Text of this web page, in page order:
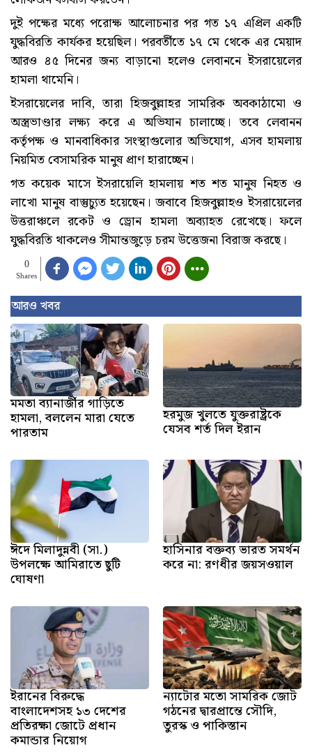
দুই পক্ষের মধ্যে পরোক্ষ আলোচনার পর গত ১৭ এপ্রিল একটি
যুদ্ধবিরতি কার্যকর হয়েছিল। পরবর্তীতে ১৭ মে থেকে এর মেয়াদ
আরও ৪৫ দিনের জন্য বাড়ানো হলেও লেবাননে ইসরায়েলের
হামলা থামেনি।
ইসরায়েলের দাবি, তারা হিজবুল্লাহর সামরিক অবকাঠামো ও
অস্ত্রভাণ্ডার লক্ষ্য করে এ অভিযান চালাচ্ছে। তবে লেবানন
কর্তৃপক্ষ ও মানবাধিকার সংস্থাগুলোর অভিযোগ, এসব হামলায়
নিয়মিত বেসামরিক মানুষ প্রাণ হারাচ্ছেন।
গত কয়েক মাসে ইসরায়েলি হামলায় শত শত মানুষ নিহত ও
লাখো মানুষ বাস্তুচ্যুত হয়েছেন। জবাবে হিজবুল্লাহও ইসরায়েলের
উত্তরাঞ্চলে রকেট ও ড্রোন হামলা অব্যাহত রেখেছে। ফলে
যুদ্ধবিরতি থাকলেও সীমান্তজুড়ে চরম উত্তেজনা বিরাজ করছে।
0
Shares
আরও খবর
মমতা ব্যানার্জীর গাড়িতে
হামলা, বললেন মারা যেতে
পারতাম
হরমুজ খুলতে যুক্তরাষ্ট্রকে
যেসব শর্ত দিল ইরান
ঈদে মিলাদুন্নবী (সা.)
উপলক্ষে আমিরাতে ছুটি
ঘোষণা
হাসিনার বক্তব্য ভারত সমর্থন
করে না: রণধীর জয়সওয়াল
ইরানের বিরুদ্ধে
বাংলাদেশসহ ১৩ দেশের
প্রতিরক্ষা জোটে প্রধান
কমান্ডার নিয়োগ
ন্যাটোর মতো সামরিক জোট
গঠনের দ্বারপ্রান্তে সৌদি,
তুরস্ক ও পাকিস্তান